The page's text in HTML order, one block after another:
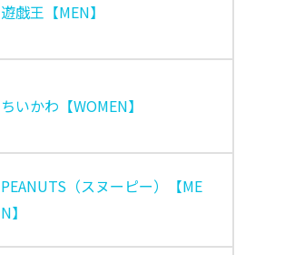
遊戯王【MEN】
ちいかわ【WOMEN】
PEANUTS（スヌーピー）【ME
N】